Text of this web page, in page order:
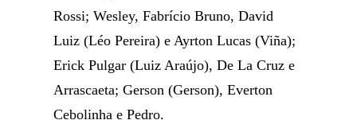
Rossi; Wesley, Fabrício Bruno, David
Luiz (Léo Pereira) e Ayrton Lucas (Viña);
Erick Pulgar (Luiz Araújo), De La Cruz e
Arrascaeta; Gerson (Gerson), Everton
Cebolinha e Pedro.